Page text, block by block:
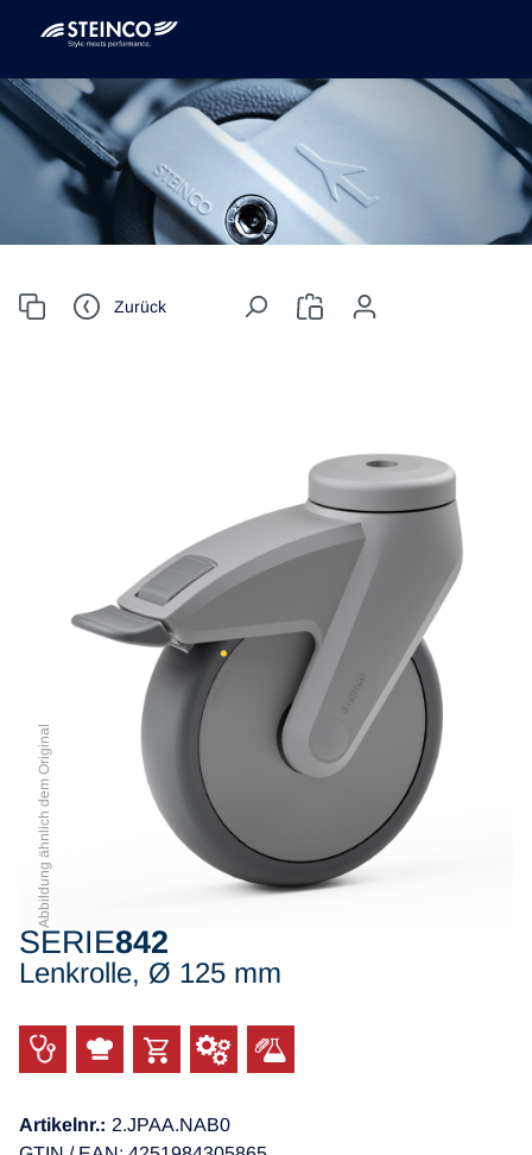
Zurück
Abbildung ähnlich dem Original
SERIE842
Lenkrolle, Ø 125 mm
Artikelnr.: 2.JPAA.NAB0